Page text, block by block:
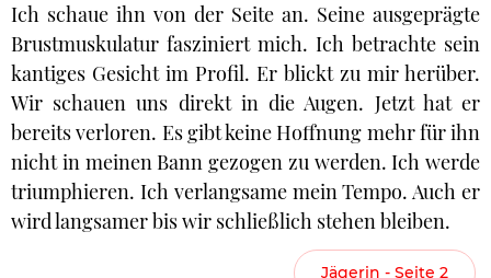
Ich schaue ihn von der Seite an. Seine ausgeprägte
Brustmuskulatur fasziniert mich. Ich betrachte sein
kantiges Gesicht im Profil. Er blickt zu mir herüber.
Wir schauen uns direkt in die Augen. Jetzt hat er
bereits verloren. Es gibt keine Hoffnung mehr für ihn
nicht in meinen Bann gezogen zu werden. Ich werde
triumphieren. Ich verlangsame mein Tempo. Auch er
wird langsamer bis wir schließlich stehen bleiben.
Jägerin - Seite 2